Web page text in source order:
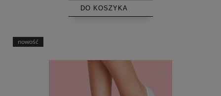
DO KOSZYKA
nowość